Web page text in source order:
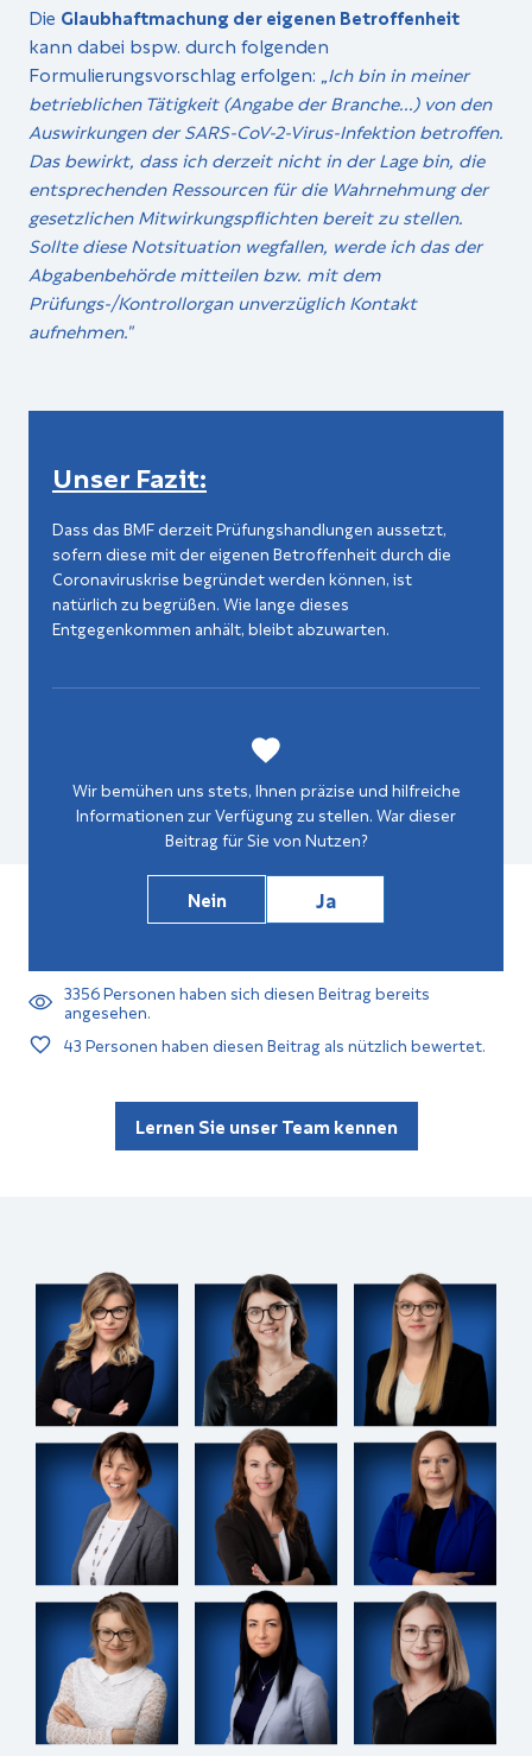
Die Glaubhaftmachung der eigenen Betroffenheit
kann dabei bspw. durch folgenden
Formulierungsvorschlag erfolgen: „Ich bin in meiner
betrieblichen Tätigkeit (Angabe der Branche...) von den
Auswirkungen der SARS-CoV-2-Virus-Infektion betroffen.
Das bewirkt, dass ich derzeit nicht in der Lage bin, die
entsprechenden Ressourcen für die Wahrnehmung der
gesetzlichen Mitwirkungspflichten bereit zu stellen.
Sollte diese Notsituation wegfallen, werde ich das der
Abgabenbehörde mitteilen bzw. mit dem
Prüfungs-/Kontrollorgan unverzüglich Kontakt
aufnehmen."
Unser Fazit:
Dass das BMF derzeit Prüfungshandlungen aussetzt,
sofern diese mit der eigenen Betroffenheit durch die
Coronaviruskrise begründet werden können, ist
natürlich zu begrüßen. Wie lange dieses
Entgegenkommen anhält, bleibt abzuwarten.
Wir bemühen uns stets, Ihnen präzise und hilfreiche
Informationen zur Verfügung zu stellen. War dieser
Beitrag für Sie von Nutzen?
Nein Ja
3356Personen haben sich diesen Beitrag bereits
angesehen.
43Personen haben diesen Beitrag als nützlich bewertet.
Lernen Sie unser Team kennen